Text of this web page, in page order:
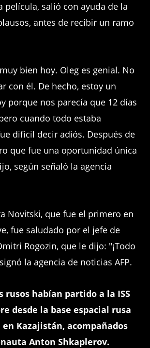
película, salió con ayuda de la
antes de recibir un ramo
bien hoy. Oleg es genial. No
con él. De hecho, estoy un
porque nos parecía que 12 días
cuando todo estaba
difícil decir adiós. Después de
que fue una oportunidad única
según señaló la agencia
Novitski, que fue el primero en
fue saludado por el jefe de
Rogozin, que le dijo: "¡Todo
la agencia de noticias AFP.
rusos habían partido a la ISS
desde la base espacial rusa
Kazajistán, acompañados
Anton Shkaplerov.